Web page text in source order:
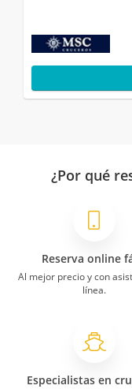
¿Por qué
Reserva online
Al mejor precio y con
línea.
Especialistas en